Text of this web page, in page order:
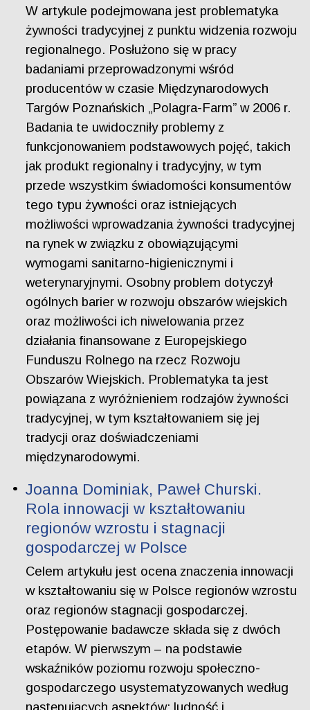
W artykule podejmowana jest problematyka
żywności tradycyjnej z punktu widzenia rozwoju
regionalnego. Posłużono się w pracy
badaniami przeprowadzonymi wśród
producentów w czasie Międzynarodowych
Targów Poznańskich „Polagra-Farm” w 2006 r.
Badania te uwidoczniły problemy z
funkcjonowaniem podstawowych pojęć, takich
jak produkt regionalny i tradycyjny, w tym
przede wszystkim świadomości konsumentów
tego typu żywności oraz istniejących
możliwości wprowadzania żywności tradycyjnej
na rynek w związku z obowiązującymi
wymogami sanitarno-higienicznymi i
weterynaryjnymi. Osobny problem dotyczył
ogólnych barier w rozwoju obszarów wiejskich
oraz możliwości ich niwelowania przez
działania finansowane z Europejskiego
Funduszu Rolnego na rzecz Rozwoju
Obszarów Wiejskich. Problematyka ta jest
powiązana z wyróżnieniem rodzajów żywności
tradycyjnej, w tym kształtowaniem się jej
tradycji oraz doświadczeniami
międzynarodowymi.
Joanna Dominiak, Paweł Churski.
Rola innowacji w kształtowaniu
regionów wzrostu i stagnacji
gospodarczej w Polsce
Celem artykułu jest ocena znaczenia innowacji
w kształtowaniu się w Polsce regionów wzrostu
oraz regionów stagnacji gospodarczej.
Postępowanie badawcze składa się z dwóch
etapów. W pierwszym – na podstawie
wskaźników poziomu rozwoju społeczno-
gospodarczego usystematyzowanych według
następujących aspektów: ludność i